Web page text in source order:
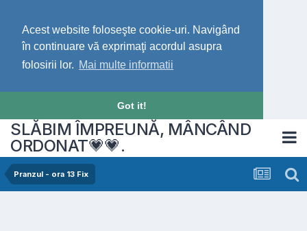
Acest website foloseşte cookie-uri. Navigând
în continuare vă exprimaţi acordul asupra
folosirii lor. Mai multe informatii
Got it!
SLĂBIM ÎMPREUNĂ, MÂNCÂND
ORDONAT💗💗.
Pranzul - ora 13 Fix